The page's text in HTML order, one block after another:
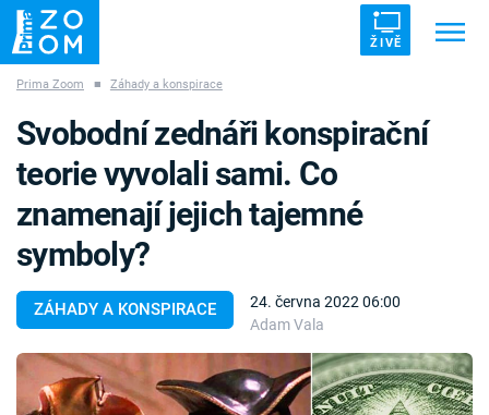
ŽIVĚ
ZÁHADY VETŘELCI DÁVNOVĚKU
Témata
Témata
Pořady
Prima Zoom ■ Záhady a konspirace
ZÁHADY A KONSPIRACE
24. června 2022 06:00
Adam Vala
Svobodní zednáři konspirační
teorie vyvolali sami. Co
znamenají jejich tajemné
symboly?